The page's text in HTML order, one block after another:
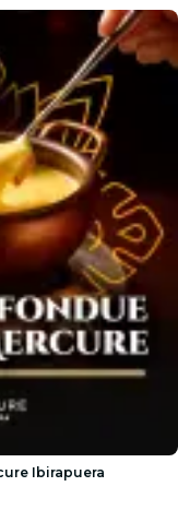
Ibirapuera